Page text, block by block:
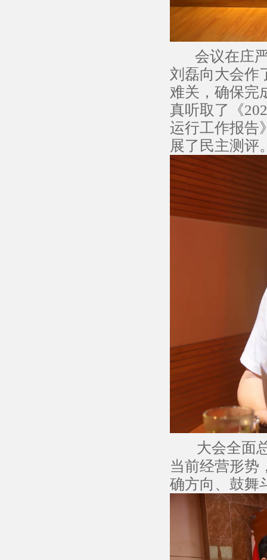
会议在庄严
刘磊向大会作
难关，确保完
真听取了《
运行工作报告
展了民主测评
大会全面
当前经营形势
确方向、鼓舞